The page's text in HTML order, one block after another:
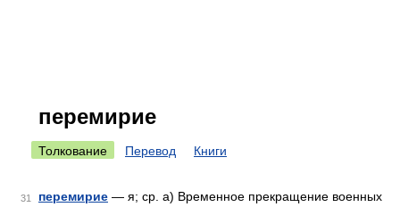
перемирие
Толкование Перевод Книги
31 перемирие — я; ср. а) Временное прекращение военных